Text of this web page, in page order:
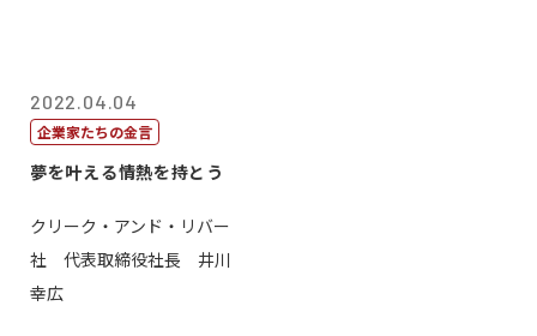
2022.04.04
企業家たちの金言
夢を叶える情熱を持とう
クリーク・アンド・リバー
社 代表取締役社長 井川
幸広